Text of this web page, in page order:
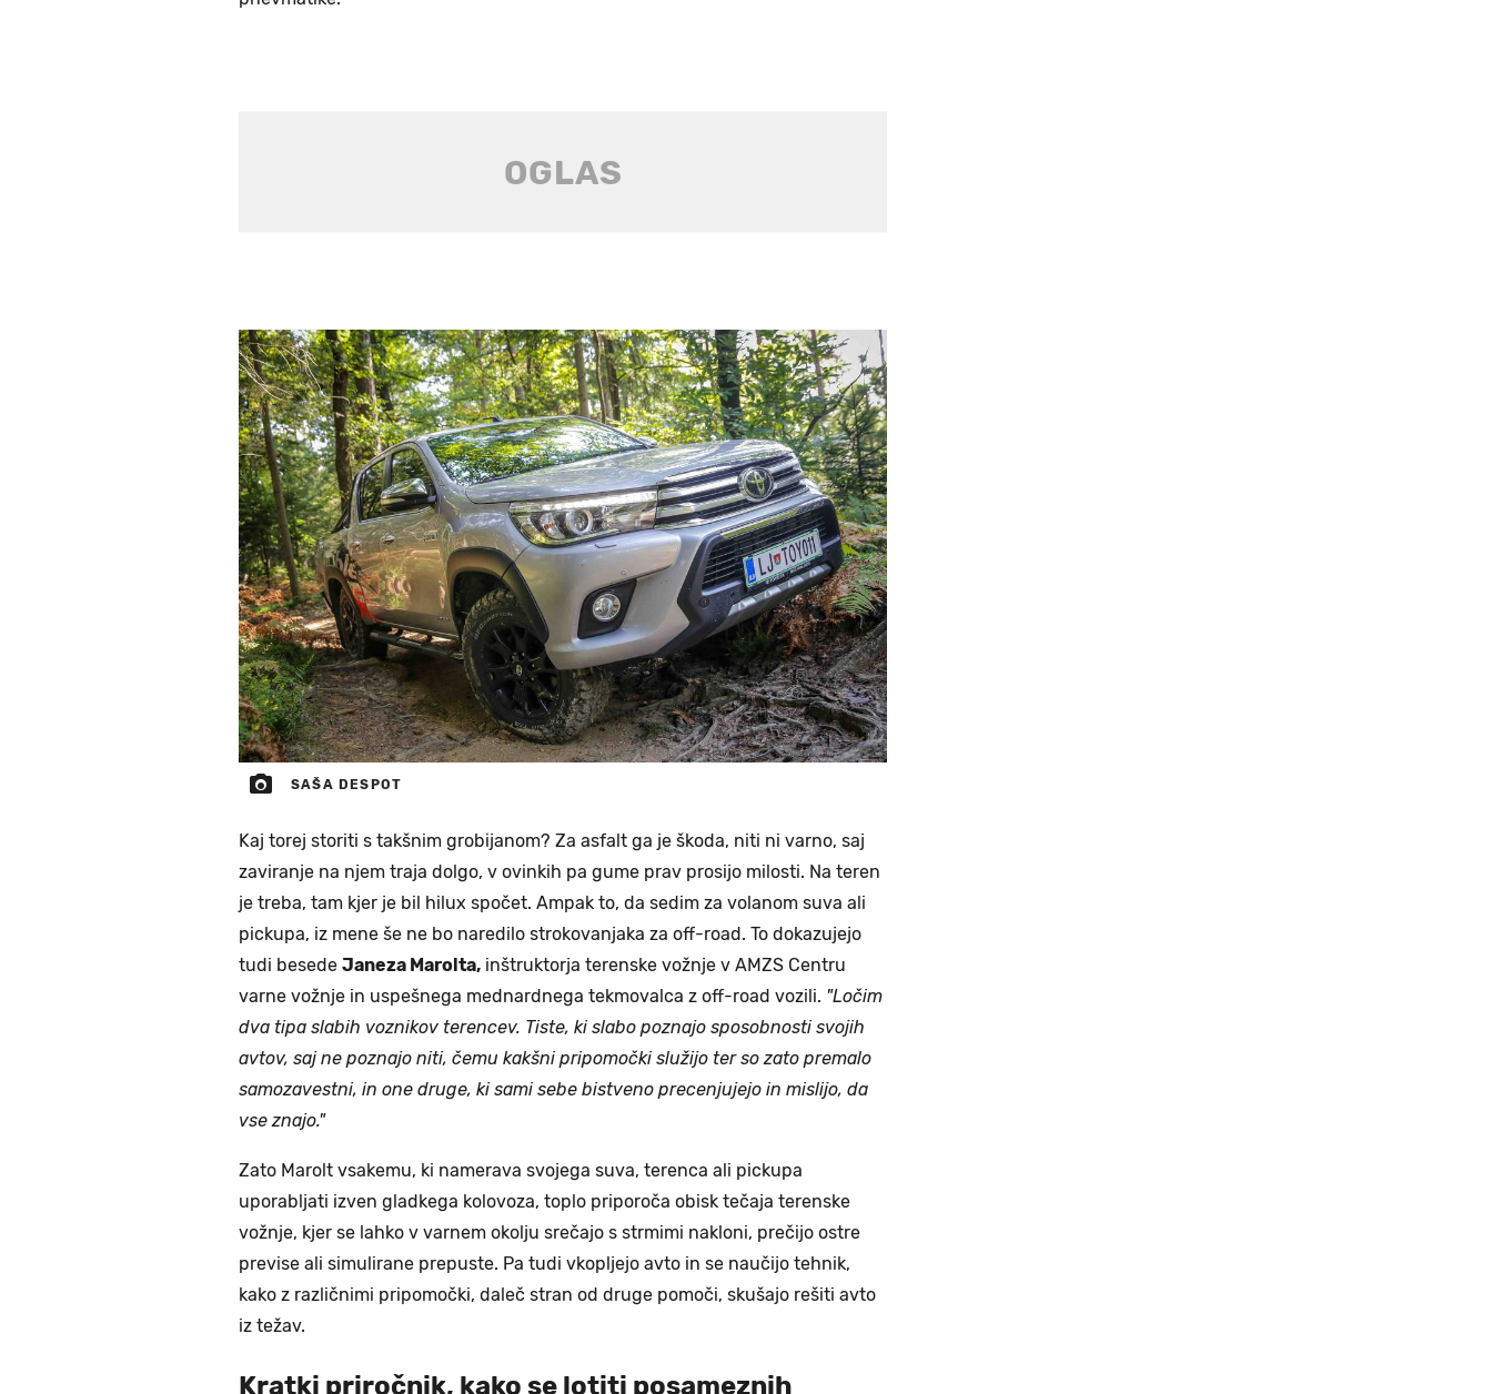
SAŠA DESPOT
Kaj torej storiti s takšnim grobijanom? Za asfalt ga je škoda, niti ni varno, saj
zaviranje na njem traja dolgo, v ovinkih pa gume prav prosijo milosti. Na teren
je treba, tam kjer je bil hilux spočet. Ampak to, da sedim za volanom suva ali
pickupa, iz mene še ne bo naredilo strokovanjaka za off-road. To dokazujejo
tudi besede Janeza Marolta, inštruktorja terenske vožnje v AMZS Centru
varne vožnje in uspešnega mednardnega tekmovalca z off-road vozili. "Ločim
dva tipa slabih voznikov terencev. Tiste, ki slabo poznajo sposobnosti svojih
avtov, saj ne poznajo niti, čemu kakšni pripomočki služijo ter so zato premalo
samozavestni, in one druge, ki sami sebe bistveno precenjujejo in mislijo, da
vse znajo."
Zato Marolt vsakemu, ki namerava svojega suva, terenca ali pickupa
uporabljati izven gladkega kolovoza, toplo priporoča obisk tečaja terenske
vožnje, kjer se lahko v varnem okolju srečajo s strmimi nakloni, prečijo ostre
previse ali simulirane prepuste. Pa tudi vkopljejo avto in se naučijo tehnik,
kako z različnimi pripomočki, daleč stran od druge pomoči, skušajo rešiti avto
iz težav.
Kratki priročnik, kako se lotiti posameznih